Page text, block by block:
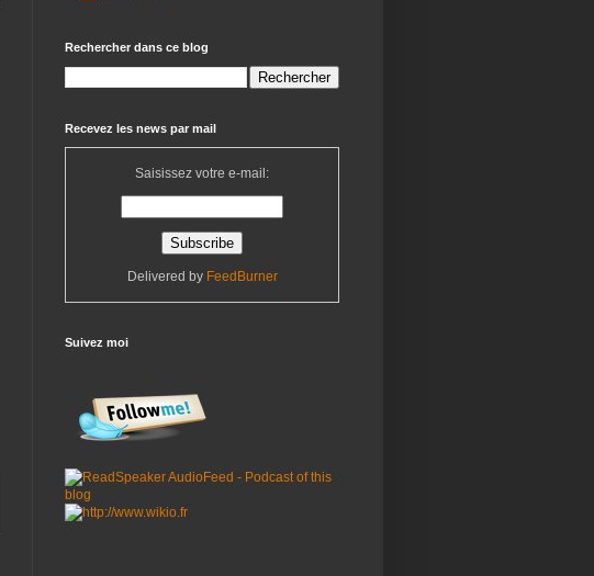
Rechercher dans ce blog
Recevez les news par mail
Saisissez votre e-mail:
Delivered by FeedBurner
Suivez moi